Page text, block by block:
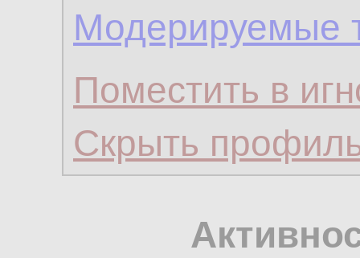
Модерируемые
Поместить в
Скрыть